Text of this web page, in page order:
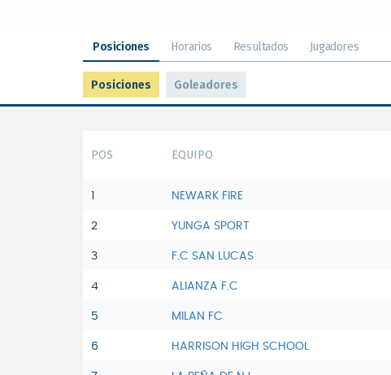
Posiciones Horarios Resultados Jugadores
Posiciones Goleadores
POS EQUIPO
NEWARK FIRE
2 YUNGA SPORT
3 F.C SAN LUCAS
4 ALIANZA F.C
5 MILAN FC
6 HARRISON HIGH SCHOOL